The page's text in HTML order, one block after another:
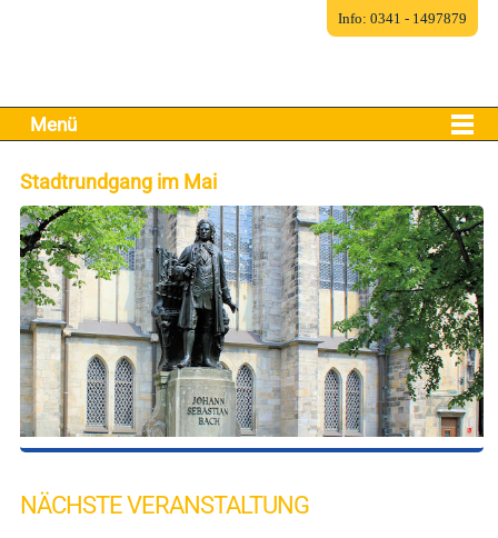
Menü
Stadtrundgang im Mai
NÄCHSTE VERANSTALTUNG
Info: 0341 - 1497879